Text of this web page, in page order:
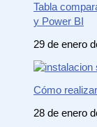
Tabla
y Power BI
29 de enero
Cómo
28 de enero